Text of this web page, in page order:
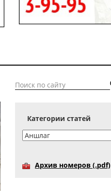
Категории статей
Архив номеров (.pdf)